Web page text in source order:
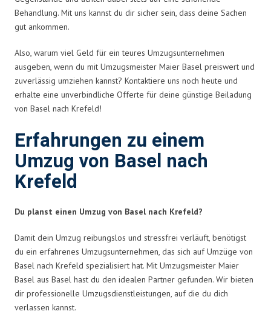
Behandlung. Mit uns kannst du dir sicher sein, dass deine Sachen
gut ankommen.
Also, warum viel Geld für ein teures Umzugsunternehmen
ausgeben, wenn du mit Umzugsmeister Maier Basel preiswert und
zuverlässig umziehen kannst? Kontaktiere uns noch heute und
erhalte eine unverbindliche Offerte für deine günstige Beiladung
von Basel nach Krefeld!
Erfahrungen zu einem
Umzug von Basel nach
Krefeld
Du planst einen Umzug von Basel nach Krefeld?
Damit dein Umzug reibungslos und stressfrei verläuft, benötigst
du ein erfahrenes Umzugsunternehmen, das sich auf Umzüge von
Basel nach Krefeld spezialisiert hat. Mit Umzugsmeister Maier
Basel aus Basel hast du den idealen Partner gefunden. Wir bieten
dir professionelle Umzugsdienstleistungen, auf die du dich
verlassen kannst.